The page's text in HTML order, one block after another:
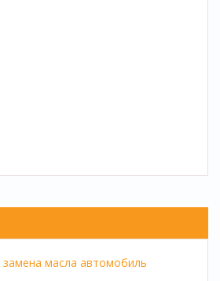
замена масла автомобиль